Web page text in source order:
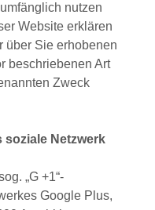
nutzen
Website erklären
über Sie erhobenen
beschriebenen Art
Zweck
soziale Netzwerk
„G +1“-
Google Plus,